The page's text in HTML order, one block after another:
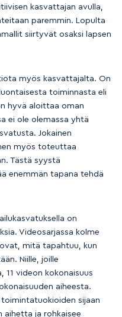
kasvattajan avulla,
paremmin. Lopulta
siirtyvät osaksi lapsen
myös kasvattajalta. On
toiminnasta eli
hyvä aloittaa oman
ei ole olemassa yhtä
Jokainen
myös toteuttaa
Tästä syystä
enemmän tapana tehdä
on
Videosarjassa kolme
mitä tapahtuu, kun
Niille, joille
11 videon kokonaisuus
aiheesta.
sijaan
aihetta ja rohkaisee